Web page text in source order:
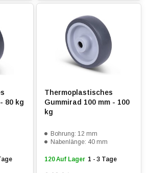
80 kg
Thermoplastisches
Gummirad 100 mm - 100
kg
Bohrung: 12 mm
Nabenlänge: 40 mm
120 Auf Lager 1 - 3 Tage